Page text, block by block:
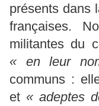
présents dans
françaises.
militantes du
« en leur
communs :
et « adeptes